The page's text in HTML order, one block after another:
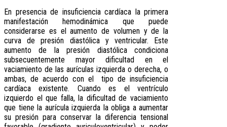
En presencia de insuficiencia cardíaca la primera
manifestación hemodinámica que puede
considerarse es el aumento de volumen y de la
curva de presión diastólica y ventricular. Este
aumento de la presión diastólica condiciona
subsecuentemente mayor dificultad en el
vaciamiento de las aurículas izquierda o derecha, o
ambas, de acuerdo con el tipo de insuficiencia
cardíaca existente. Cuando es el ventrículo
izquierdo el que falla, la dificultad de vaciamiento
que tiene la aurícula izquierda la obliga a aumentar
su presión para conservar la diferencia tensional